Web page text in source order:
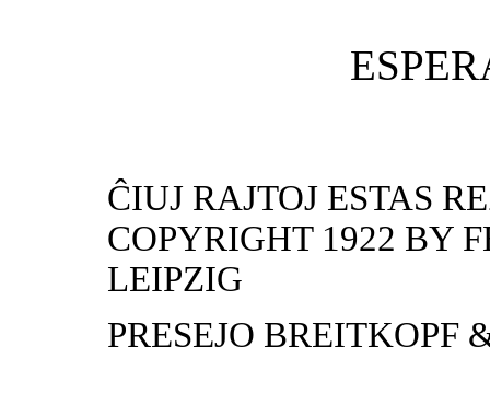
ĈIUJ RAJTOJ ESTAS
COPYRIGHT 1922 BY
LEIPZIG
PRESEJO BREITKOPF